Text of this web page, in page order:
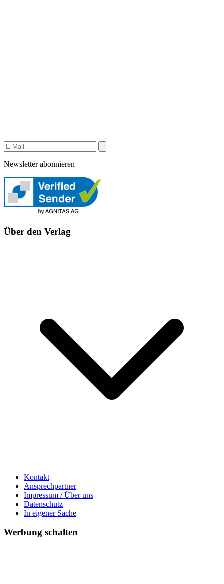
Newsletter abonnieren
Über den Verlag
Kontakt
Ansprechpartner
Impressum / Über uns
Datenschutz
In eigener Sache
Werbung schalten